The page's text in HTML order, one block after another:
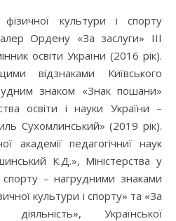
культури і спорту
Ордену «За заслуги» III
освіти України (2016 рік).
відзнаками Київського
знаком «Знак пошани»
освіти і науки України –
Сухомлинський» (2019 рік).
академії педагогічниї наук
К.Д.», Міністерства у
спорту – нагрудними знаками
культури і спорту» та «За
Української